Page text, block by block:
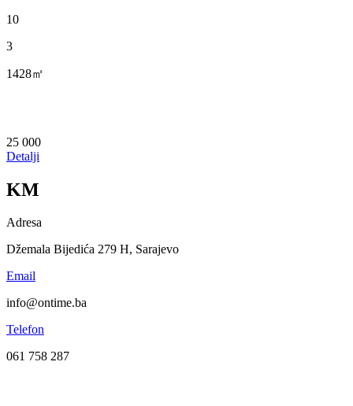
10
3
1428㎡
25 000
Detalji
KM
Adresa
Džemala Bijedića 279 H, Sarajevo
Email
info@ontime.ba
Telefon
061 758 287